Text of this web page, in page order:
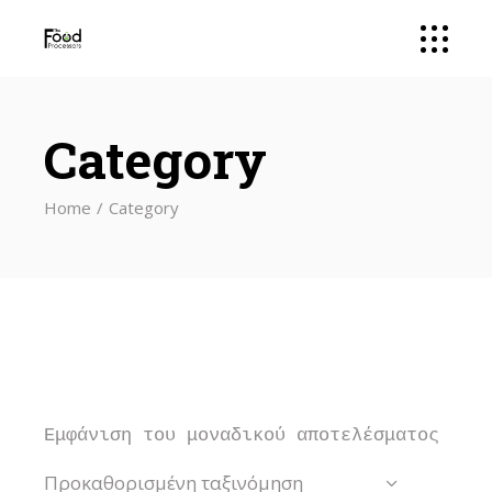
Category
Home Category
Εμφάνιση του μοναδικού αποτελέσματος
Προκαθορισμένη ταξινόμηση